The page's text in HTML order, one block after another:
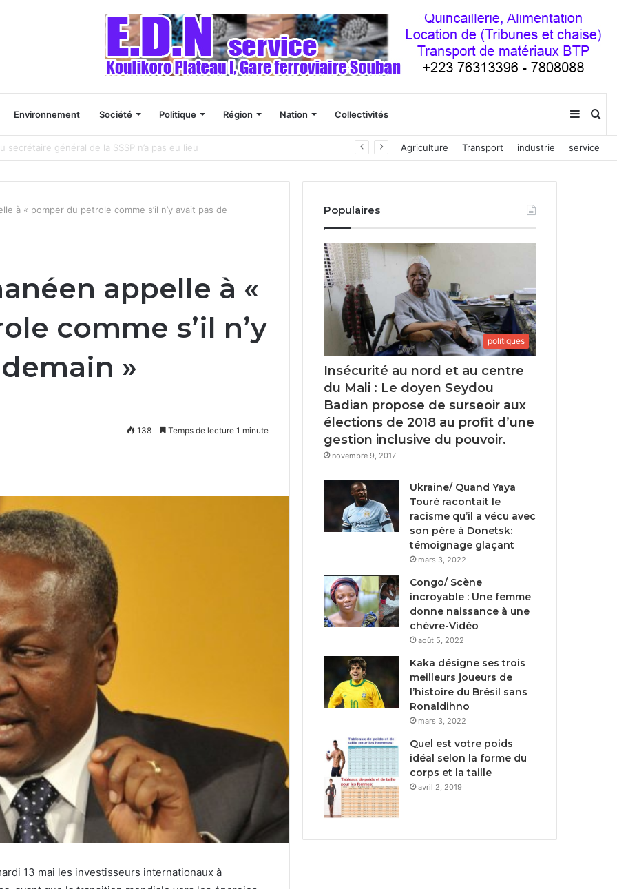
Environnement Société Politique Région Nation Collectivités
naissances” Agriculture Transport industrie service
à « pomper du petrole comme s’il n’y avait pas de
appelle à «
comme s’il n’y
»
138 Temps de lecture 1 minute
13 mai les investisseurs internationaux à
Populaires
politiques
Insécurité au nord et au centre
du Mali : Le doyen Seydou
Badian propose de surseoir aux
élections de 2018 au profit d’une
gestion inclusive du pouvoir.
novembre 9, 2017
Ukraine/ Quand Yaya
Touré racontait le
racisme qu’il a vécu avec
son père à Donetsk:
témoignage glaçant
mars 3, 2022
Congo/ Scène
incroyable : Une femme
donne naissance à une
chèvre-Vidéo
août 5, 2022
Kaka désigne ses trois
meilleurs joueurs de
l’histoire du Brésil sans
Ronaldihno
mars 3, 2022
Quel est votre poids
idéal selon la forme du
corps et la taille
avril 2, 2019